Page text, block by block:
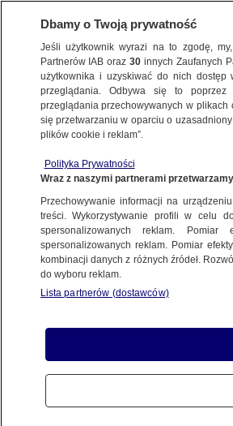
BIZNES
NAJNOWSZE
Chcieli nowoczesnej
niefunkcjonalne stadiony
12.06.2014, 20:09
Udostępnij
Dbamy o Twoją prywatność
Jeśli użytkownik wyrazi na to zgodę,
Partnerów IAB oraz30 innych Zaufanych
użytkownika i uzyskiwać do nich dostęp
przeglądania. Odbywa się to poprzez
przeglądania przechowywanych w
się przetwarzaniu w oparciu o
plików cookie i reklam”.
Polityka Prywatności
Wraz z naszymi partnerami
Przechowywanie informacji na
treści. Wykorzystywanie profili w celu
spersonalizowanych reklam.
spersonalizowanych reklam. Pomiar
kombinacji danych z różnych źródeł.
do wyboru reklam.
Lista partnerów (dostawców)